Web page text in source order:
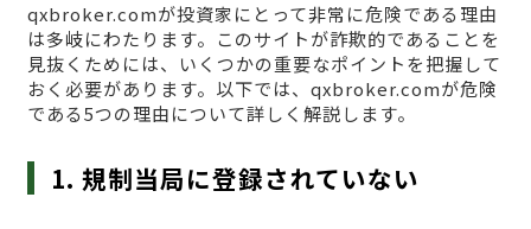
qxbroker.comが投資家にとって非常に危険である理由
は多岐にわたります。このサイトが詐欺的であることを
見抜くためには、いくつかの重要なポイントを把握して
おく必要があります。以下では、qxbroker.comが危険
である5つの理由について詳しく解説します。
1. 規制当局に登録されていない